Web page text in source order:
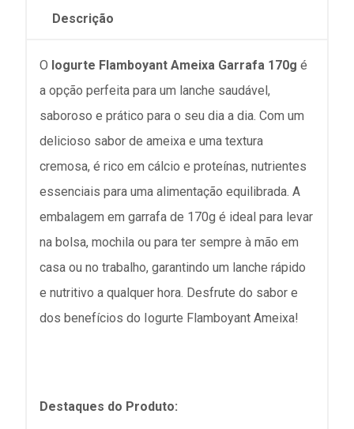
Descrição
O Iogurte Flamboyant Ameixa Garrafa 170g é
a opção perfeita para um lanche saudável,
saboroso e prático para o seu dia a dia. Com um
delicioso sabor de ameixa e uma textura
cremosa, é rico em cálcio e proteínas, nutrientes
essenciais para uma alimentação equilibrada. A
embalagem em garrafa de 170g é ideal para levar
na bolsa, mochila ou para ter sempre à mão em
casa ou no trabalho, garantindo um lanche rápido
e nutritivo a qualquer hora. Desfrute do sabor e
dos benefícios do Iogurte Flamboyant Ameixa!
Destaques do Produto: